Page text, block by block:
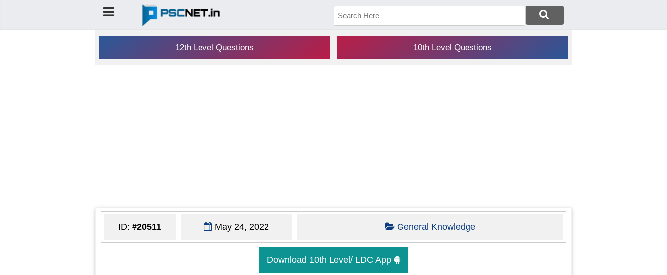
12th Level Questions 10th Level Questions
ID:#20511 May 24, 2022 General Knowledge
Download 10th Level/ LDC App